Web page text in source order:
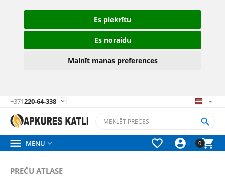
Es piekrītu
Es noraidu
Mainīt manas preferences
+371220-64-338 
0



 MENU 
PREČU ATLASE